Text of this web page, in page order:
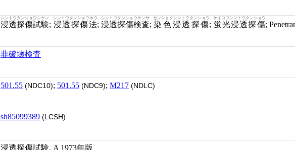
浸透探傷試験
シントウタンショウシケン
; 浸透探傷法
シントウタンショウホウ
; 浸透探傷検査
シントウタンショウケンサ
; 染色浸透探傷
センショクシントウタンショウ
; 蛍光浸透探傷
ケイコウシントウタンショウ
;
非破壊検査
501.55 (NDC10); 501.55 (NDC9); M217 (NDLC)
sh85099389 (LCSH)
浸透探傷試験. A 1973年版